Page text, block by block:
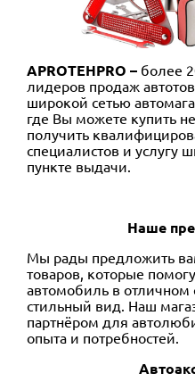
APROTEHPRO – более
лидеров продаж
широкой сетью
где Вы можете купить
получить
специалистов и услугу
пункте выдачи.
Наше
Мы рады предложить
товаров, которые
автомобиль в отличном
стильный вид. Наш
партнёром для
опыта и потребностей.